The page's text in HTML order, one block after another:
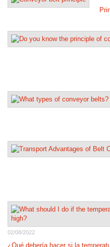
02/08/2022
¿Qué debería hacer si la